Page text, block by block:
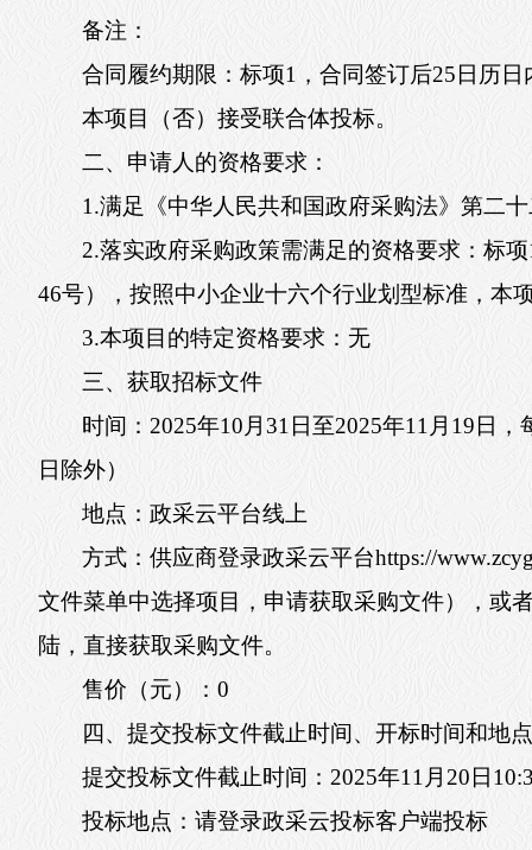
备注：
合同履约期限：标项1，合同签订后25日历
本项目（否）接受联合体投标。
二、申请人的资格要求：
1.满足《中华人民共和国政府采购法》第二
2.落实政府采购政策需满足的资格要求：标
46号），按照中小企业十六个行业划型标准，本
3.本项目的特定资格要求：无
三、获取招标文件
时间：2025年10月31日至2025年11月19日
日除外）
地点：政采云平台线上
方式：供应商登录政采云平台https://
文件菜单中选择项目，申请获取采购文件），或
陆，直接获取采购文件。
售价（元）：0
四、提交投标文件截止时间、开标时间和地
提交投标文件截止时间：2025年11月20日
投标地点：请登录政采云投标客户端投标